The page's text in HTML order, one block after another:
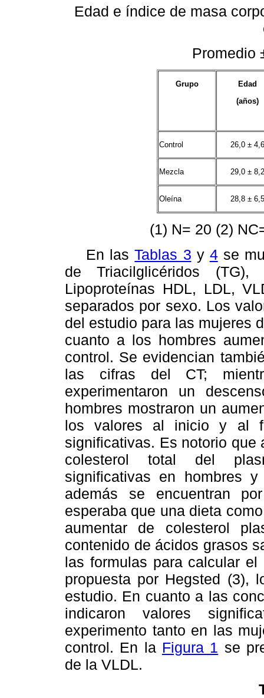
Edad e índice de masa
Promedio
Grupo
Edad
(años)
Control 26,0 ± 4,6
Mezcla 29,0 ± 8,2
Oleína 28,8 ± 6,5
(1) N= 20 (2)
En lasTablas 3 y 4se
de Triacilglicéridos
Lipoproteínas HDL, LDL,
separados por sexo. Los
del estudio para las mujeres
cuanto a los hombres
control. Se evidencian
las cifras del CT;
experimentaron un
hombres mostraron un
los valores al inicio y al
significativas. Es notorio que
colesterol total del
significativas en hombres
además se encuentran
esperaba que una dieta
aumentar de colesterol
contenido de ácidos grasos
las formulas para calcular
propuesta por Hegsted (3),
estudio. En cuanto a las
indicaron valores
experimento tanto en las
control. En la Figura 1
se
de la VLDL.